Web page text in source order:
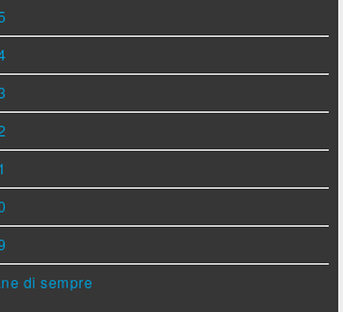
di sempre